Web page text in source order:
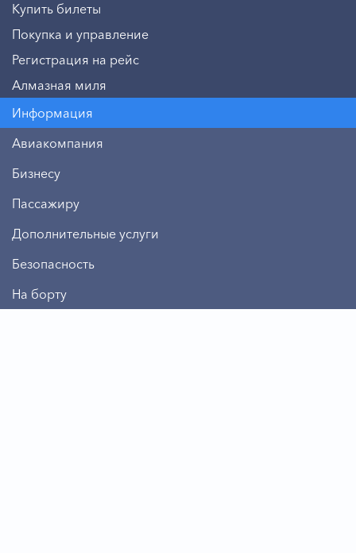
Купить билеты
Покупка и управление
Регистрация на рейс
Алмазная миля
Информация
Авиакомпания
Бизнесу
Пассажиру
Дополнительные услуги
Безопасность
На борту